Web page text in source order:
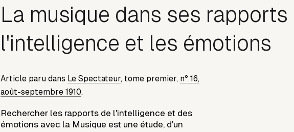
La musique dans ses rapports
l'intelligence et les émotions
Article paru dans Le Spectateur, tome premier, n° 16,
août-septembre 1910.
Rechercher les rapports de l'intelligence et des
émotions avec la Musique est une étude, d'un